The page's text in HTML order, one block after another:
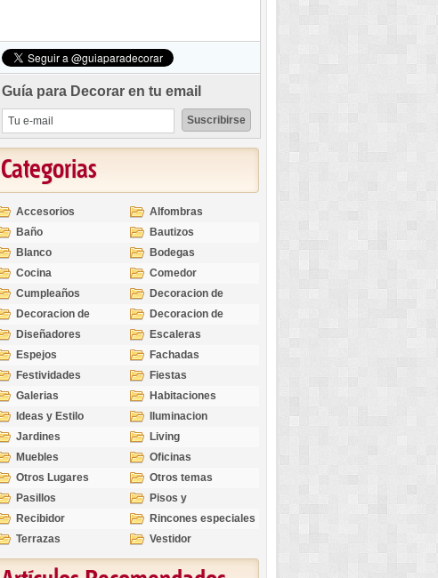
Guía para Decorar en tu email
Categorias
Accesorios
Alfombras
Baño
Bautizos
Blanco
Bodegas
Cocina
Comedor
Cumpleaños
Decoracion de
Exteriores
Decoracion de
Interiores
Decoracion de
Ocasiones
Diseñadores
Escaleras
Espejos
Fachadas
Festividades
Fiestas
Galerias
Habitaciones
Ideas y Estilo
Iluminacion
Jardines
Living
Muebles
Oficinas
Otros Lugares
Otros temas
Pasillos
Pisos y
revestimientos
Recibidor
Rincones especiales
Terrazas
Vestidor